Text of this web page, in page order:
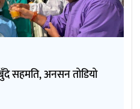
सहमति, अनसन तोडियो